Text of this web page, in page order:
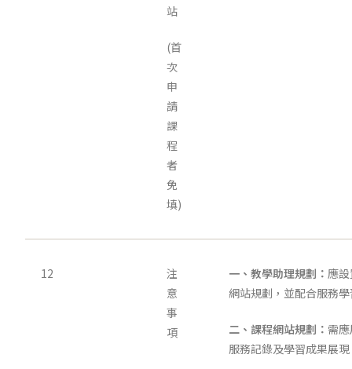
站
(首
次
申
請
課
程
者
免
填)
12
注
意
事
項
一、教學助理規劃：應
網站規劃，並配合服務
二、課程網站規劃： 需
服務記錄及學習成果展